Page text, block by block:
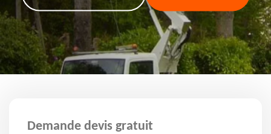
Demande devis gratuit